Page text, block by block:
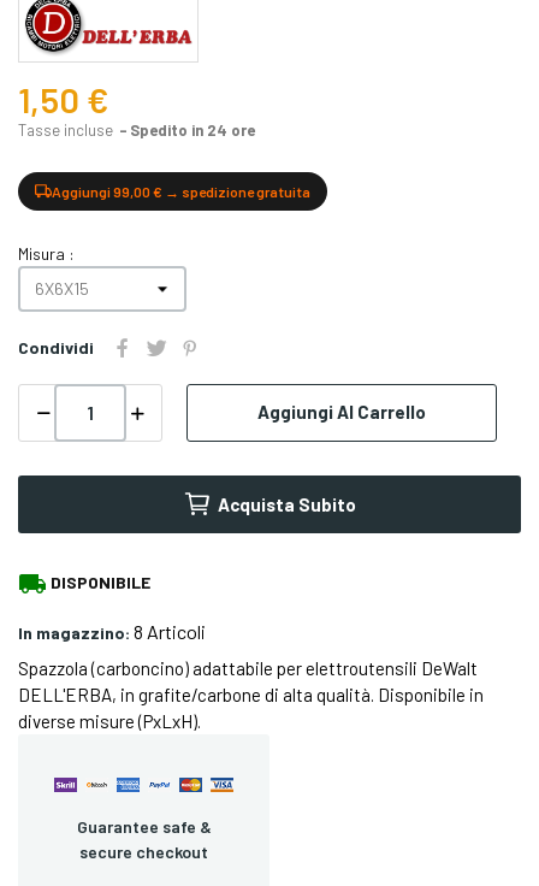
1,50 €
Tasse incluse Spedito in 24 ore
Aggiungi 99,00 € → spedizione gratuita
Misura :
Condividi
Aggiungi Al Carrello
Acquista Subito
local_shipping DISPONIBILE
In magazzino: 8 Articoli
Spazzola (carboncino) adattabile per elettroutensili DeWalt
DELL'ERBA, in grafite/carbone di alta qualità. Disponibile in
diverse misure (PxLxH).
Guarantee safe &
secure checkout